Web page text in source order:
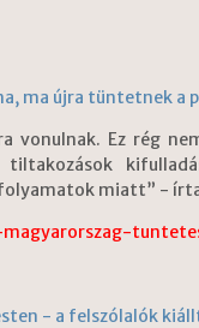
ma újra tüntetnek a
vonulnak. Ez rég
tiltakozások
miatt” -
- a felszólalók